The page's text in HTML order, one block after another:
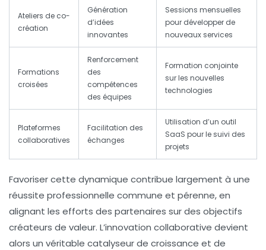
Ateliers de co-
création
Génération
d’idées
innovantes
Sessions mensuelles
pour développer de
nouveaux services
Formations
croisées
Renforcement
des
compétences
des équipes
Formation conjointe
sur les nouvelles
technologies
Plateformes
collaboratives
Facilitation des
échanges
Utilisation d’un outil
SaaS pour le suivi des
projets
Favoriser cette dynamique contribue largement à une
réussite professionnelle commune et pérenne, en
alignant les efforts des partenaires sur des objectifs
créateurs de valeur. L’innovation collaborative devient
alors un véritable catalyseur de croissance et de